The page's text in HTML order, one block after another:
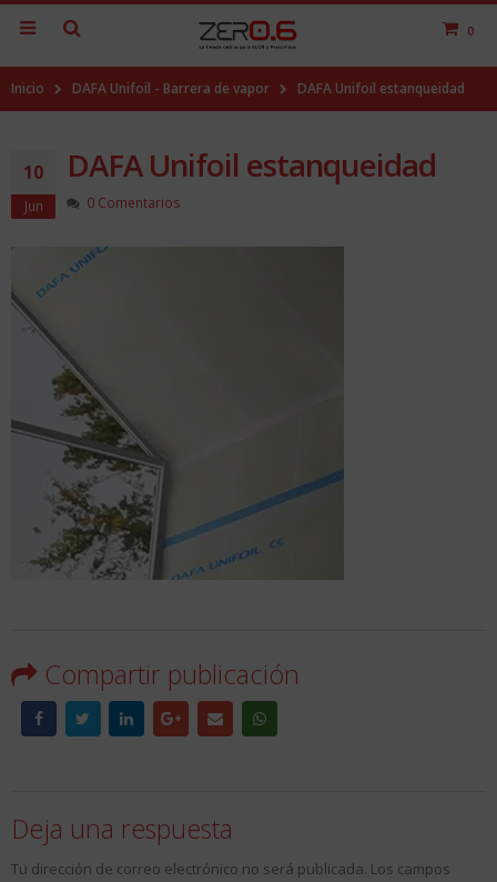
0
Inicio DAFA Unifoil - Barrera de vapor DAFA Unifoil estanqueidad
10
Jun
DAFA Unifoil estanqueidad
0 Comentarios
Compartir publicación
Deja una respuesta
Tu dirección de correo electrónico no será publicada. Los campos